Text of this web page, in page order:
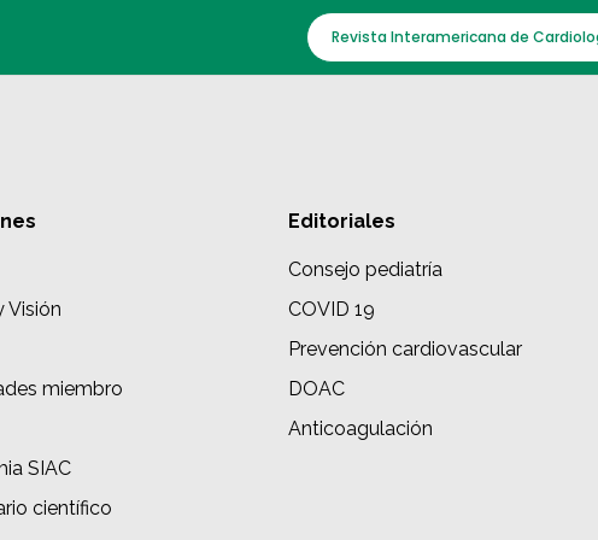
Revista Interamericana de
Visión
miembro
SIAC
científico
Editoriales
Consejo pediatría
COVID 19
Prevención cardiovascular
DOAC
Anticoagulación